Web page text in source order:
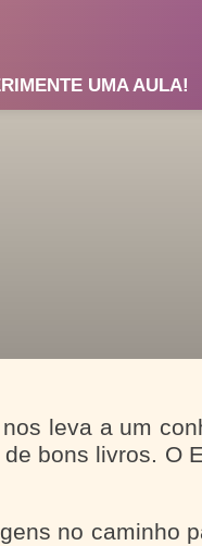
UMA AULA!
leva a um
bons livros. O
no caminho